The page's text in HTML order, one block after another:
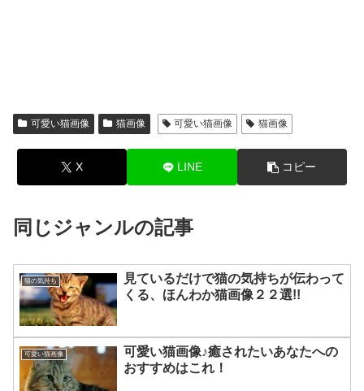
可愛い猫画像 猫画像 可愛い猫画像 猫画像
X LINE コピー
同じジャンルの記事
猫の気持ち
見ているだけで猫の気持ちが伝わって
くる、ほんわか猫画像２２選!!
可愛い猫画像
可愛い猫画像♪癒されたいあなたへの
おすすめはこれ！